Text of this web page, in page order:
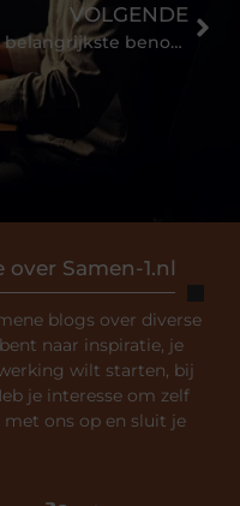
Samen-1.nl
blogs over diverse
naar inspiratie, je
wilt starten, bij
je interesse om zelf
ons op en sluit je
VOLGENDE
De belangrijkste benodigdheden voor een BBQ op locatie